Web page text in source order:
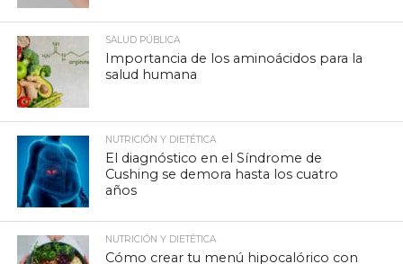
SALUD PÚBLICA
Importancia de los aminoácidos para la
salud humana
NUTRICIÓN Y DIETÉTICA
El diagnóstico en el Síndrome de
Cushing se demora hasta los cuatro
años
NUTRICIÓN Y DIETÉTICA
Cómo crear tu menú hipocalórico con